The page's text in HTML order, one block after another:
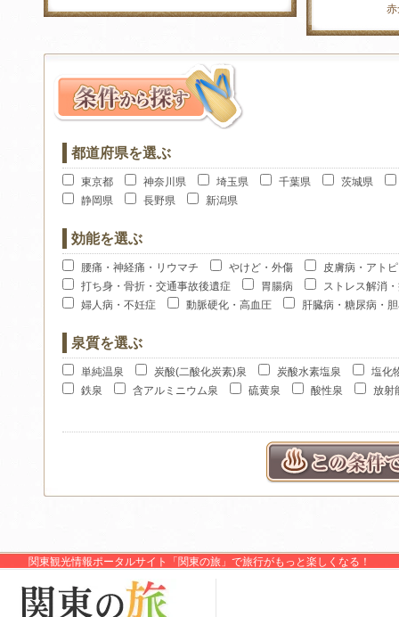
都道府県を選ぶ
東京都 神奈川県 埼玉県 千葉県
茨城県
静岡県
長野県 新潟県
効能を選ぶ
腰痛・神経痛・リウマチ やけど・外傷
皮膚病・アト
打ち身・骨折・交通事故後遺症
胃腸病
ストレス解消
婦人病・不妊症
動脈硬化・高血圧 肝臓病・糖尿病・
泉質を選ぶ
単純温泉 炭酸(二酸化炭素)泉 炭酸水素塩泉
塩化
鉄泉
含アルミニウム泉 硫黄泉 酸性泉 放射
関東観光情報ポータルサイト「関東の旅」で旅行がもっと楽しくなる！